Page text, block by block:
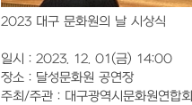
2023 대구 문화원의 날 시상식
일시 : 2023. 12. 01(금) 14:00
장소 : 달성문화원 공연장
주최/주관 : 대구광역시문화원연합회